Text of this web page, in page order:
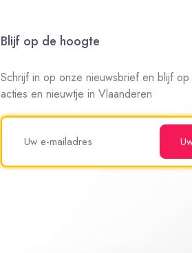
Blijf op de hoogte
Schrijf in op onze nieuwsbrief en blijf
acties en nieuwtje in Vlaanderen